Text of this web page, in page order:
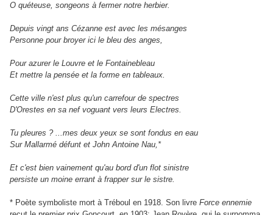
O quéteuse, songeons à fermer notre herbier.
Depuis vingt ans Cézanne est avec les mésanges
Personne pour broyer ici le bleu des anges,
Pour azurer le Louvre et le Fontainebleau
Et mettre la pensée et la forme en tableaux.
Cette ville n'est plus qu'un carrefour de spectres
D'Orestes en sa nef voguant vers leurs Electres.
Tu pleures ? ...mes deux yeux se sont fondus en eau
Sur Mallarmé défunt et John Antoine Nau,*
Et c'est bien vainement qu'au bord d'un flot sinistre
persiste un moine errant à frapper sur le sistre.
* Poète symboliste mort à Tréboul en 1918. Son livre Force ennemie